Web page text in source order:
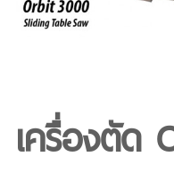
เครื่องตัด